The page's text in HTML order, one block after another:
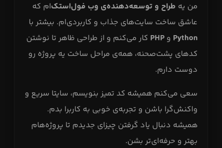
من یه طراح و توسعه‌دهنده‌ی وب فول‌استک‌ام که
عاشق ساخت سایت‌های جذاب و کاربردی‌ام. بیشتر با
Python و PHP کار می‌کنم و از طراحی ظاهر تا نوشتن
کدهای پشت‌صحنه، همه‌ی مراحل ساخت یه پروژه رو
دوست دارم.
سعی می‌کنم همیشه کد تمیز بنویسم، سایتا سریع و
واکنش‌گرا باشن و تجربه‌ی خوبی به کاربرا بدم.
همیشه دنبال یاد گرفتن چیزای جدیدم تا پروژه‌هام
بهتر و حرفه‌ای‌تر بشن.